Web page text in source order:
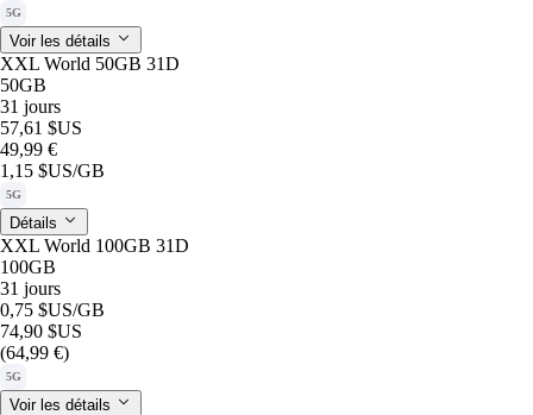
5G
Voir les détails
XXL World 50GB 31D
50GB
31 jours
57,61 $US
49,99 €
1,15 $US/GB
5G
Détails
XXL World 100GB 31D
100GB
31 jours
0,75 $US/GB
74,90 $US
(64,99 €)
5G
Voir les détails